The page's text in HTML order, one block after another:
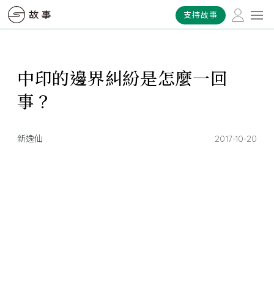
支持故事
中印的邊界糾紛是怎麼一回
事？
新逸仙 2017-10-20